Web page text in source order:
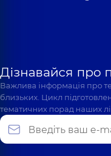
Дізнавайся про
Важлива інформація про
близьких. Цикл
тематичних порад наших